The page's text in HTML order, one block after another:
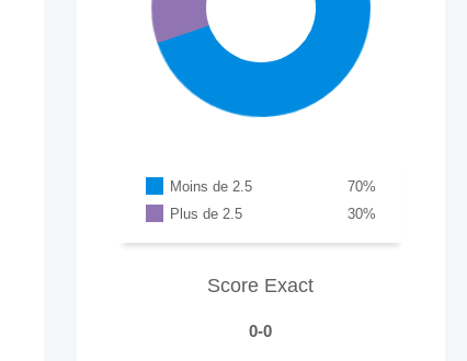
Moins de 2.5 %
70
Plus de 2.5
%
30
Score Exact
0-0